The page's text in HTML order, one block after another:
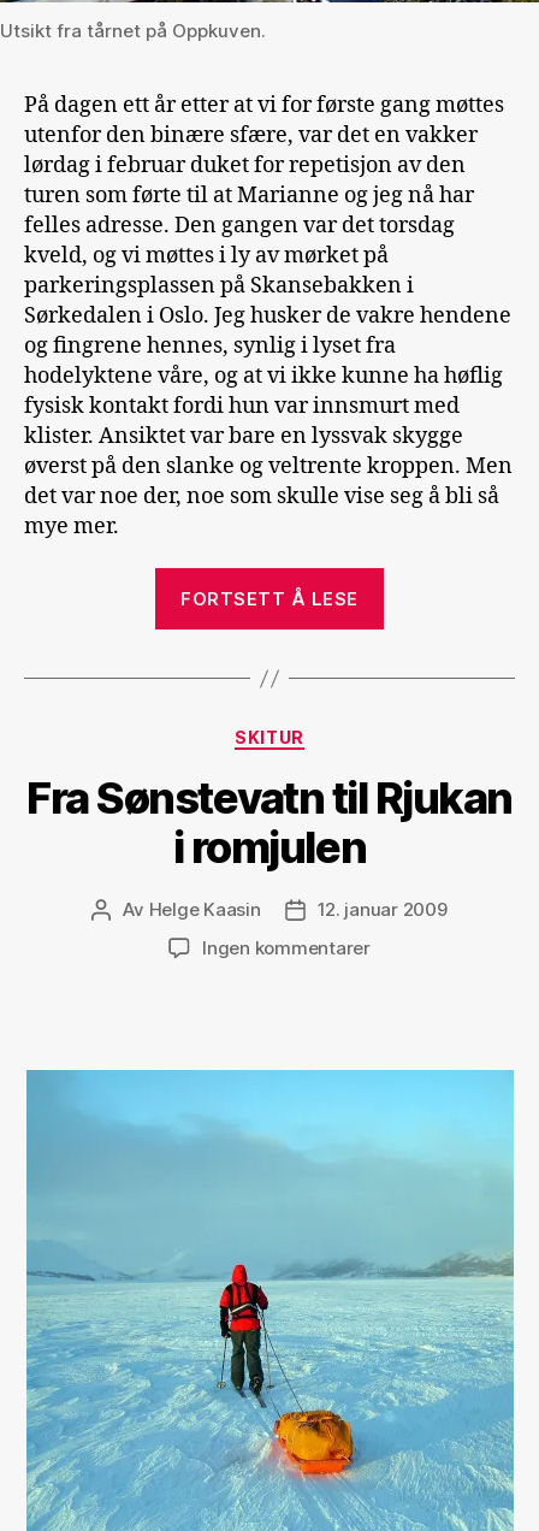
Utsikt fra tårnet på Oppkuven.
På dagen ett år etter at vi for første gang møttes
utenfor den binære sfære, var det en vakker
lørdag i februar duket for repetisjon av den
turen som førte til at Marianne og jeg nå har
felles adresse. Den gangen var det torsdag
kveld, og vi møttes i ly av mørket på
parkeringsplassen på Skansebakken i
Sørkedalen i Oslo. Jeg husker de vakre hendene
og fingrene hennes, synlig i lyset fra
hodelyktene våre, og at vi ikke kunne ha høflig
fysisk kontakt fordi hun var innsmurt med
klister. Ansiktet var bare en lyssvak skygge
øverst på den slanke og veltrente kroppen. Men
det var noe der, noe som skulle vise seg å bli så
mye mer.
FORTSETT Å LESE
bilde»
Kategorier
SKITUR
Fra Sønstevatn til Rjukan
i romjulen
Innleggsforfatter
Av Helge Kaasin Publiseringsdato
12. januar 2009
Ingen kommentarertil